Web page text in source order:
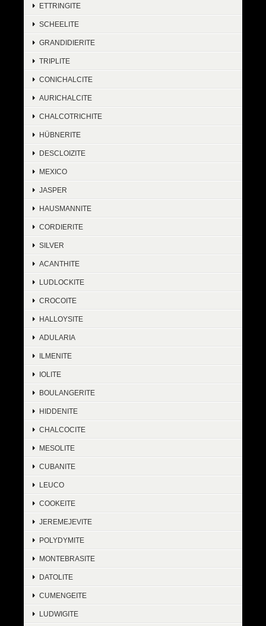
ETTRINGITE
SCHEELITE
GRANDIDIERITE
TRIPLITE
CONICHALCITE
AURICHALCITE
CHALCOTRICHITE
HÜBNERITE
DESCLOIZITE
MEXICO
JASPER
HAUSMANNITE
CORDIERITE
SILVER
ACANTHITE
LUDLOCKITE
CROCOITE
HALLOYSITE
ADULARIA
ILMENITE
IOLITE
BOULANGERITE
HIDDENITE
CHALCOCITE
MESOLITE
CUBANITE
LEUCO
COOKEITE
JEREMEJEVITE
POLYDYMITE
MONTEBRASITE
DATOLITE
CUMENGEITE
LUDWIGITE